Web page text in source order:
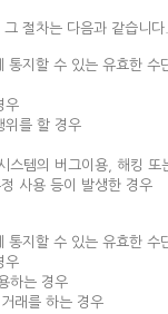
절차는 다음과 같습니
지할 수 있는 유효한
우
위를 할 경우
템의 버그이용, 해킹
사용 등이 발생한 경우
지할 수 있는 유효한
우
하는 경우
래를 하는 경우